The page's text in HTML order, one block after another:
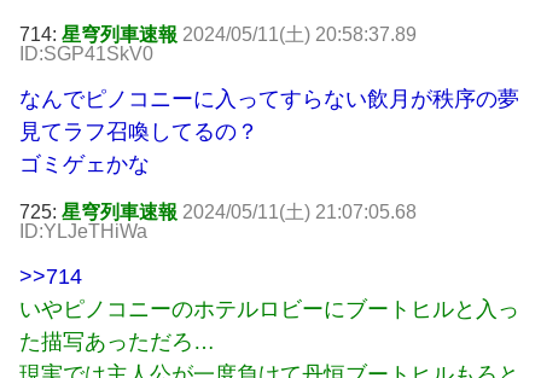
714: 星穹列車速報 2024/05/11(土) 20:58:37.89
ID:SGP41SkV0
なんでピノコニーに入ってすらない飲月が秩序の夢
見てラフ召喚してるの？
ゴミゲェかな
725: 星穹列車速報 2024/05/11(土) 21:07:05.68
ID:YLJeTHiWa
>>714
いやピノコニーのホテルロビーにブートヒルと入っ
た描写あっただろ…